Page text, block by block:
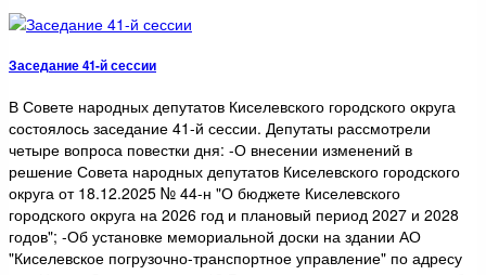
Заседание 41-й сессии
В Совете народных депутатов Киселевского городского округа
состоялось заседание 41-й сессии. Депутаты рассмотрели
четыре вопроса повестки дня: -О внесении изменений в
решение Совета народных депутатов Киселевского городского
округа от 18.12.2025 № 44-н "О бюджете Киселевского
городского округа на 2026 год и плановый период 2027 и 2028
годов"; -Об установке мемориальной доски на здании АО
"Киселевское погрузочно-транспортное управление" по адресу